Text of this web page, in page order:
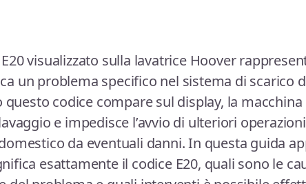
E20 visualizzato sulla lavatrice Hoover
un problema specifico nel sistema di scarico
questo codice compare sul display, la
e impedisce l’avvio di ulteriori
da eventuali danni. In questa guida
esattamente il codice E20, quali sono le